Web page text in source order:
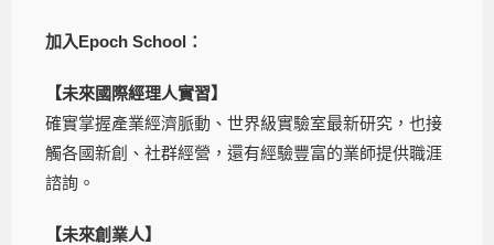
加入Epoch School：
【未來國際經理人實習】
確實掌握產業經濟脈動、世界級實驗室最新研究，也接
觸各國新創、社群經營，還有經驗豐富的業師提供職涯
諮詢。
【未來創業人】